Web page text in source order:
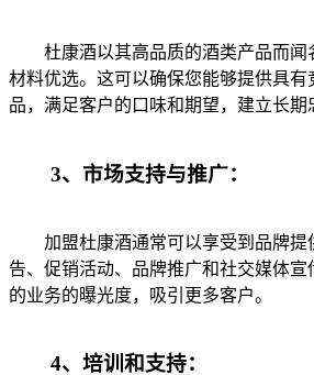
杜康酒以其高品质的酒类产品而闻
材料优选。这可以确保您能够提供具有
品，满足客户的口味和期望，建立长期
3、市场支持与推广：
加盟杜康酒通常可以享受到品牌提
告、促销活动、品牌推广和社交媒体
的业务的曝光度，吸引更多客户。
4、培训和支持：